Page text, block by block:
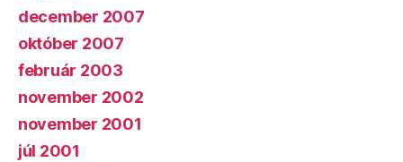
december 2007
október 2007
február 2003
november 2002
november 2001
júl 2001